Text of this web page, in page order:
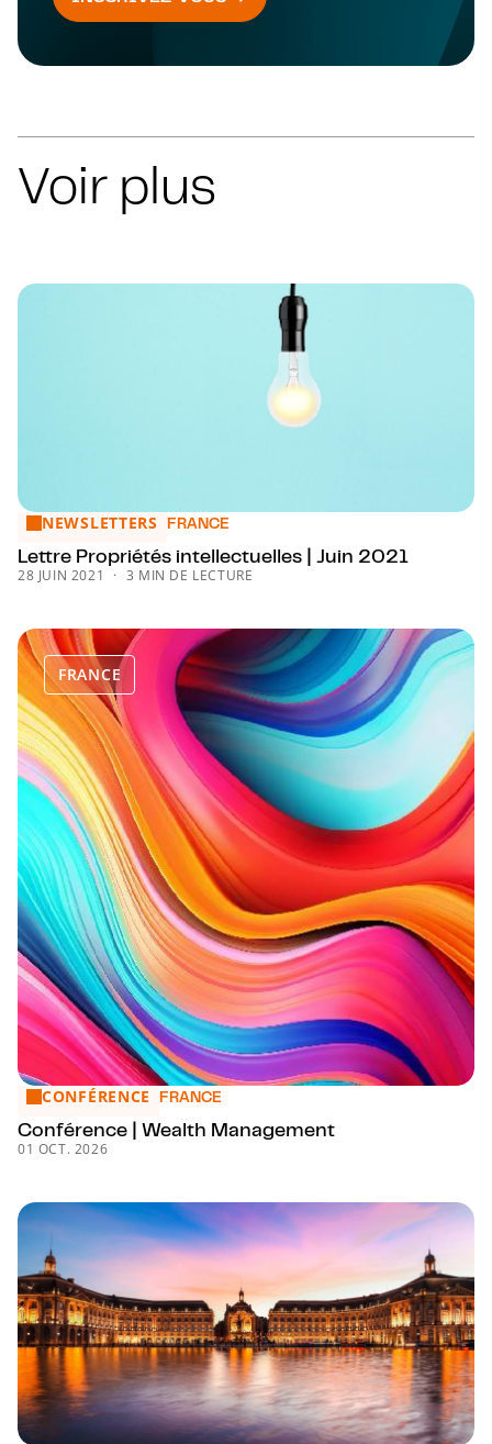
Voir plus
Lettre Propriétés intellectuelles | Juin 2021
NEWSLETTERS FRANCE
Lettre Propriétés intellectuelles | Juin 2021
28 JUIN 2021 3 MIN DE LECTURE
FRANCE
Conférence | Wealth Management
CONFÉRENCE FRANCE
Conférence | Wealth Management
01 OCT. 2026